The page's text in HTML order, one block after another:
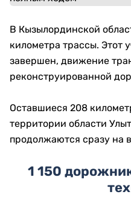
В Кызылординской
километра трассы. Этот
завершен, движение
реконструированной
Оставшиеся 208
территории области
продолжаются сразу на
1 150